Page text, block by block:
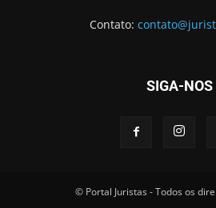
Contato:
SIGA-NOS
© Portal Juristas - Todos os